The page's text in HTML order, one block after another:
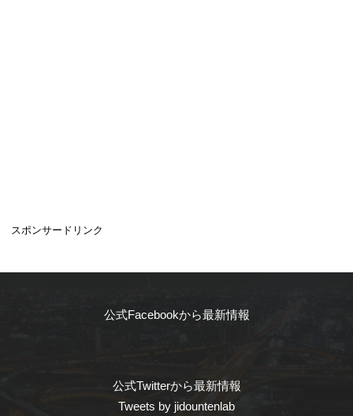
スポンサードリンク
公式Facebookから最新情報
公式Twitterから最新情報
Tweets by jidountenlab